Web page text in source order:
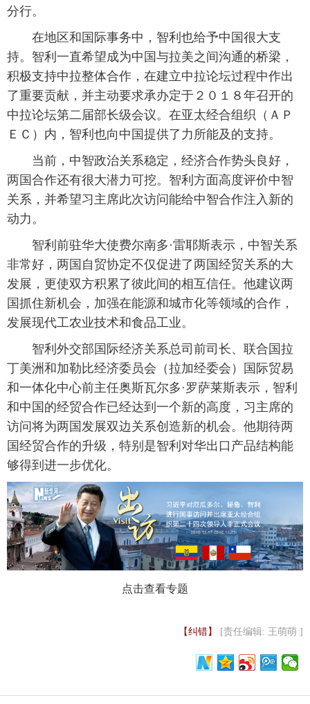
分行。
在地区和国际事务中，智利也给予中国很大支
持。智利一直希望成为中国与拉美之间沟通的桥梁，
积极支持中拉整体合作，在建立中拉论坛过程中作出
了重要贡献，并主动要求承办定于２０１８年召开的
中拉论坛第二届部长级会议。在亚太经合组织（ＡＰ
ＥＣ）内，智利也向中国提供了力所能及的支持。
当前，中智政治关系稳定，经济合作势头良好，
两国合作还有很大潜力可挖。智利方面高度评价中智
关系，并希望习主席此次访问能给中智合作注入新的
动力。
智利前驻华大使费尔南多·雷耶斯表示，中智关系
非常好，两国自贸协定不仅促进了两国经贸关系的大
发展，更使双方积累了彼此间的相互信任。他建议两
国抓住新机会，加强在能源和城市化等领域的合作，
发展现代工农业技术和食品工业。
智利外交部国际经济关系总司前司长、联合国拉
丁美洲和加勒比经济委员会（拉加经委会）国际贸易
和一体化中心前主任奥斯瓦尔多·罗萨莱斯表示，智利
和中国的经贸合作已经达到一个新的高度，习主席的
访问将为两国发展双边关系创造新的机会。他期待两
国经贸合作的升级，特别是智利对华出口产品结构能
够得到进一步优化。
点击查看专题
【纠错】 [责任编辑: 王萌萌 ]